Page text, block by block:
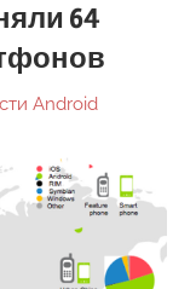
64
Android